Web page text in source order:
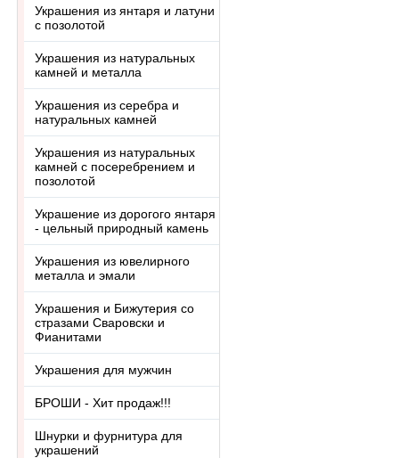
Украшения из янтаря и латуни
с позолотой
Украшения из натуральных
камней и металла
Украшения из серебра и
натуральных камней
Украшения из натуральных
камней с посеребрением и
позолотой
Украшение из дорогого янтаря
- цельный природный камень
Украшения из ювелирного
металла и эмали
Украшения и Бижутерия со
стразами Сваровски и
Фианитами
Украшения для мужчин
БРОШИ - Хит продаж!!!
Шнурки и фурнитура для
украшений